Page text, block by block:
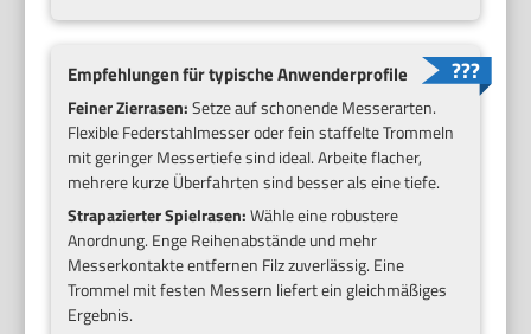
Empfehlungen für typische Anwenderprofile
Feiner Zierrasen:Setze auf schonende Messerarten.
Flexible Federstahlmesser oder fein staffelte Trommeln
mit geringer Messertiefe sind ideal. Arbeite flacher,
mehrere kurze Überfahrten sind besser als eine tiefe.
Strapazierter Spielrasen:Wähle eine robustere
Anordnung. Enge Reihenabstände und mehr
Messerkontakte entfernen Filz zuverlässig. Eine
Trommel mit festen Messern liefert ein gleichmäßiges
Ergebnis.